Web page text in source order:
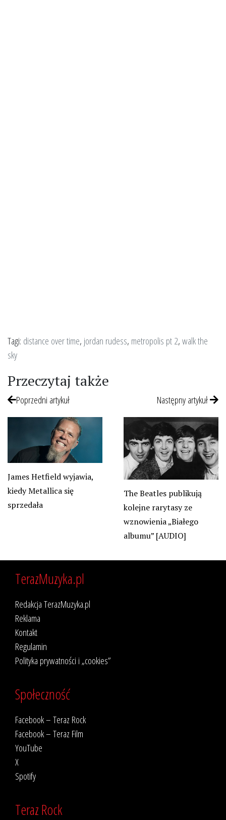
Tagi: distance over time, jordan rudess, metropolis pt 2,walk the
sky
Przeczytaj także
Poprzedni artykuł
James Hetfield wyjawia,
kiedy Metallica się
sprzedała
Następny artykuł
The Beatles publikują
kolejne rarytasy ze
wznowienia „Białego
albumu” [AUDIO]
TerazMuzyka.pl
Redakcja TerazMuzyka.pl
Reklama
Kontakt
Regulamin
Polityka prywatności i „cookies”
Społeczność
Facebook – Teraz Rock
Facebook – Teraz Film
YouTube
X
Spotify
Teraz Rock